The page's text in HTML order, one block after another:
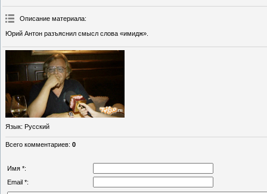
Описание материала:
Юрий Антон разъяснил смысл слова «имидж».
Язык: Русский
Всего комментариев: 0
Имя *:
Email *: